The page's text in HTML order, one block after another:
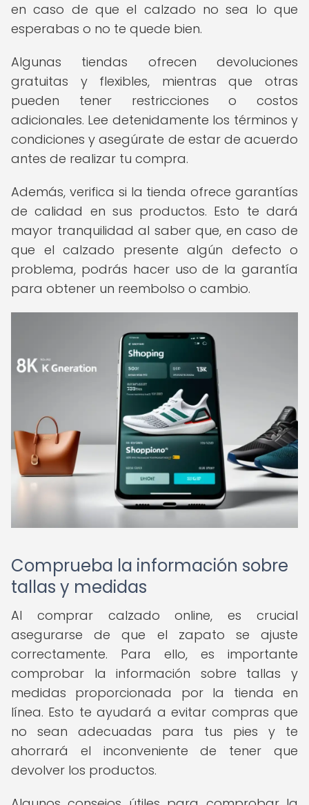
en caso de que el calzado no sea lo que
esperabas o no te quede bien.
Algunas tiendas ofrecen devoluciones
gratuitas y flexibles, mientras que otras
pueden tener restricciones o costos
adicionales. Lee detenidamente los términos y
condiciones y asegúrate de estar de acuerdo
antes de realizar tu compra.
Además, verifica si la tienda ofrece garantías
de calidad en sus productos. Esto te dará
mayor tranquilidad al saber que, en caso de
que el calzado presente algún defecto o
problema, podrás hacer uso de la garantía
para obtener un reembolso o cambio.
Comprueba la información sobre
tallas y medidas
Al comprar calzado online, es crucial
asegurarse de que el zapato se ajuste
correctamente. Para ello, es importante
comprobar la información sobre tallas y
medidas proporcionada por la tienda en
línea. Esto te ayudará a evitar compras que
no sean adecuadas para tus pies y te
ahorrará el inconveniente de tener que
devolver los productos.